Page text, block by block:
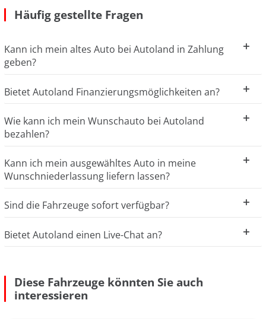
Häufig gestellte Fragen
Kann ich mein altes Auto bei Autoland in Zahlung
geben?
Bietet Autoland Finanzierungsmöglichkeiten an?
Wie kann ich mein Wunschauto bei Autoland
bezahlen?
Kann ich mein ausgewähltes Auto in meine
Wunschniederlassung liefern lassen?
Sind die Fahrzeuge sofort verfügbar?
Bietet Autoland einen Live-Chat an?
Diese Fahrzeuge könnten Sie auch
interessieren